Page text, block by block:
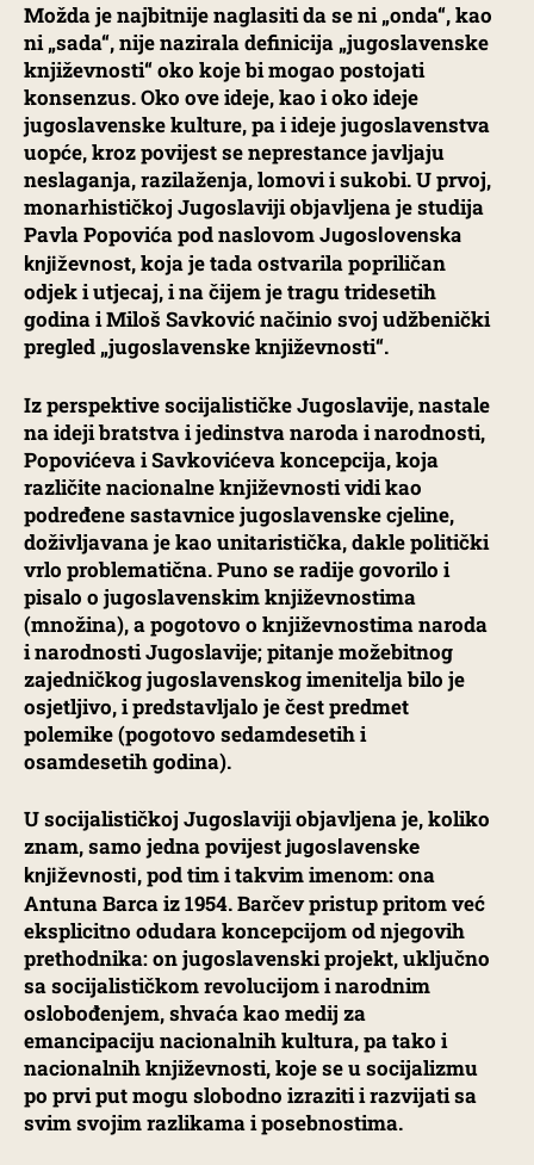
Možda je najbitnije naglasiti da se ni „onda“, kao
ni „sada“, nije nazirala definicija „jugoslavenske
književnosti“ oko koje bi mogao postojati
konsenzus. Oko ove ideje, kao i oko ideje
jugoslavenske kulture, pa i ideje jugoslavenstva
uopće, kroz povijest se neprestance javljaju
neslaganja, razilaženja, lomovi i sukobi. U prvoj,
monarhističkoj Jugoslaviji objavljena je studija
Pavla Popovića pod naslovom Jugoslovenska
književnost, koja je tada ostvarila popriličan
odjek i utjecaj, i na čijem je tragu tridesetih
godina i Miloš Savković načinio svoj udžbenički
pregled „jugoslavenske književnosti“.
Iz perspektive socijalističke Jugoslavije, nastale
na ideji bratstva i jedinstva naroda i narodnosti,
Popovićeva i Savkovićeva koncepcija, koja
različite nacionalne književnosti vidi kao
podređene sastavnice jugoslavenske cjeline,
doživljavana je kao unitaristička, dakle politički
vrlo problematična. Puno se radije govorilo i
pisalo o jugoslavenskim književnostima
(množina), a pogotovo o književnostima naroda
i narodnosti Jugoslavije; pitanje možebitnog
zajedničkog jugoslavenskog imenitelja bilo je
osjetljivo, i predstavljalo je čest predmet
polemike (pogotovo sedamdesetih i
osamdesetih godina).
U socijalističkoj Jugoslaviji objavljena je, koliko
znam, samo jedna povijest jugoslavenske
književnosti, pod tim i takvim imenom: ona
Antuna Barca iz 1954. Barčev pristup pritom već
eksplicitno odudara koncepcijom od njegovih
prethodnika: on jugoslavenski projekt, uključno
sa socijalističkom revolucijom i narodnim
oslobođenjem, shvaća kao medij za
emancipaciju nacionalnih kultura, pa tako i
nacionalnih književnosti, koje se u socijalizmu
po prvi put mogu slobodno izraziti i razvijati sa
svim svojim razlikama i posebnostima.